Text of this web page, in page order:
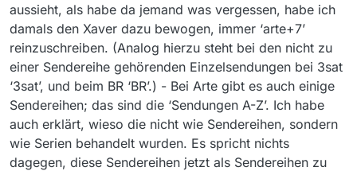
aussieht, als habe da jemand was vergessen, habe ich
damals den Xaver dazu bewogen, immer ‘arte+7’
reinzuschreiben. (Analog hierzu steht bei den nicht zu
einer Sendereihe gehörenden Einzelsendungen bei 3sat
‘3sat’, und beim BR ‘BR’.) - Bei Arte gibt es auch einige
Sendereihen; das sind die ‘Sendungen A-Z’. Ich habe
auch erklärt, wieso die nicht wie Sendereihen, sondern
wie Serien behandelt wurden. Es spricht nichts
dagegen, diese Sendereihen jetzt als Sendereihen zu